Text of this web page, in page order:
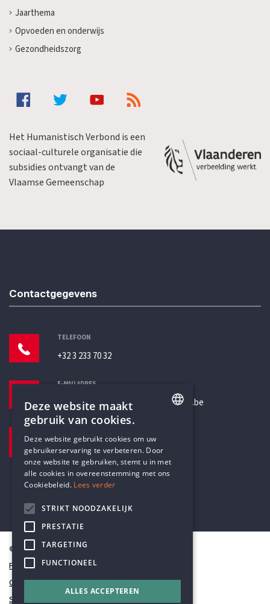
Jaarthema
Opvoeden en onderwijs
Gezondheidszorg
Het Humanistisch Verbond is een
sociaal-culturele organisatie die
subsidies ontvangt van de
Vlaamse Gemeenschap
Contactgegevens
TELEFOON
+32 3 233 70 32
E-MAILADRES
secretariaat@humanistischverbond.be
Pottenbrug 4
Antwerpen, 2000
© Humanistisch Verbond 2026
Privacy
Cookiestatement
Sitemap
DUTCH
Deze website maakt
gebruik van cookies.
Deze website gebruikt cookies om uw
gebruikerservaring te verbeteren. Door
onze website te gebruiken, stemt u in met
alle cookies in overeenstemming met ons
Cookiebeleid. Lees verder
STRIKT NOODZAKELIJK
PRESTATIE
TARGETING
FUNCTIONEEL
ALLES ACCEPTEREN